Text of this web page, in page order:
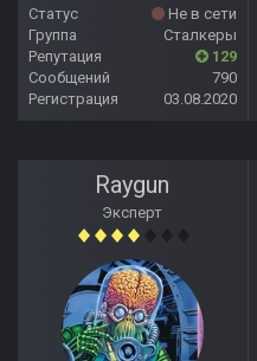
Статус
Не в сети
Группа
Сталкеры
Репутация
129
Сообщений
790
Регистрация
03.08.2020
Raygun
Эксперт